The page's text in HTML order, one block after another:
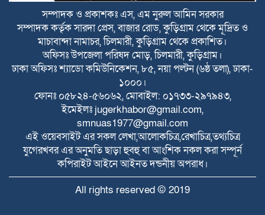
রাজারহাটে পাখির অভয়ারণ্য ঘোষণা, হাড়ি-
পাতিলের বাসা উদ্বোধন করলেন ইউএনও
ভূরুঙ্গামারীতে জুলাই গনঅভ্যুত্থান দিবসে জুলাই
যোদ্ধা ও জুলাই শহীদের পরিবারবর্গকে সংবর্ধনা
ও আলোচনা সভা
ভূরুঙ্গামারীতে মাদকদ্রব ইয়াবা টেবলেটসহ
আটক ১, একমাসের বিনাশ্রম কারাদণ্ড ও ২০০০
টাকা জরিমানা
বজ্রপাতের ঝুকি কমাতে বজ্রনিরোধক হিসেবে
দেড় শতাধিক তাল গাছের চারা রোপণ
সম্পাদক ও প্রকাশকঃ এস, এম নুরুল আমিন সরকার
সম্পাদক কর্তৃক সারদা প্রেস, বাজার রোড, কুড়িগ্রাম থেকে মূদ্রিত ও
মাচাবান্দা নামাচর, চিলমারী, কুড়িগ্রাম থেকে প্রকাশিত।
অফিসঃ উপজেলা পরিষদ মোড়, চিলমারী, কুড়িগ্রাম।
ঢাকা অফিসঃ শ্যাডো কমিউনিকেশন, ৮৫, নয়া পল্টন (৬ষ্ঠ তলা), ঢাকা-
১০০০।
ফোনঃ ০৫৮২৪-৫৬০৬২, মোবাইল: ০১৭৩৩-২৯৭৯৪৩,
ইমেইলঃ jugerkhabor@gmail.com,
smnuas1977@gmail.com
এই ওয়েবসাইট এর সকল লেখা,আলোকচিত্র,রেখাচিত্র,তথ্যচিত্র
যুগেরখবর এর অনুমতি ছাড়া হুবহু বা আংশিক নকল করা সম্পূর্ন
কপিরাইট আইনে আইনত দন্ডনীয় অপরাধ।
All rights reserved © 2019